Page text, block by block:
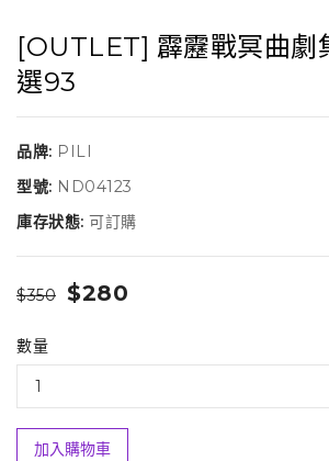
[OUTLET] 霹靂戰冥曲劇
選93
品牌: PILI
型號: ND04123
庫存狀態: 可訂購
$350 $280
數量
加入購物車